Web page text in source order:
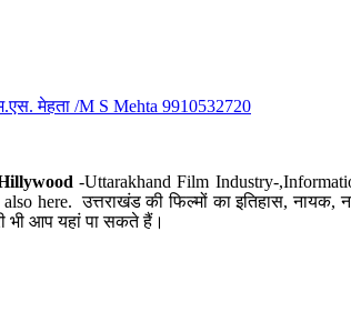
मेहता /M S Mehta 9910532720
-Uttarakhand Film Industry-
here. उत्तराखंड की फिल्मों का इतिहास, नायक,
भी आप यहां पा सकते हैं।